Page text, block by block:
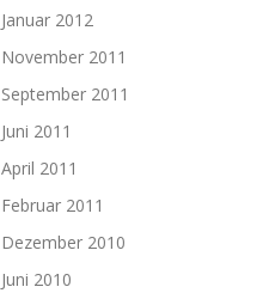
Januar 2012
November 2011
September 2011
Juni 2011
April 2011
Februar 2011
Dezember 2010
Juni 2010